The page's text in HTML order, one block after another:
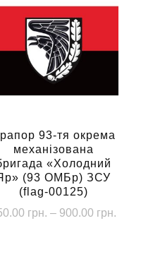
93-тя окрема
механізована
«Холодний
(93 ОМБр) ЗСУ
(flag-00125)
грн. – 900.00 грн.